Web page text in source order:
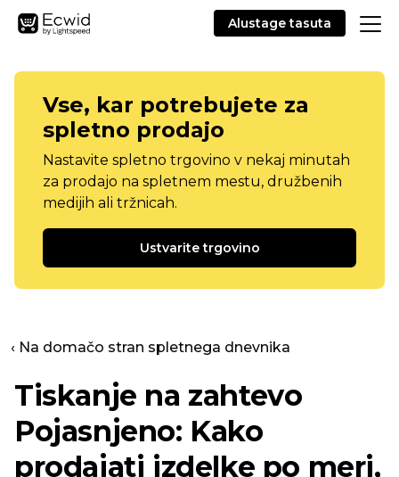
Alustage tasuta
Vse, kar potrebujete za
spletno prodajo
Nastavite spletno trgovino v nekaj minutah
za prodajo na spletnem mestu, družbenih
medijih ali tržnicah.
Ustvarite trgovino
‹ Na domačo stran spletnega dnevnika
Tiskanje na zahtevo
Pojasnjeno: Kako
prodajati izdelke po meri,